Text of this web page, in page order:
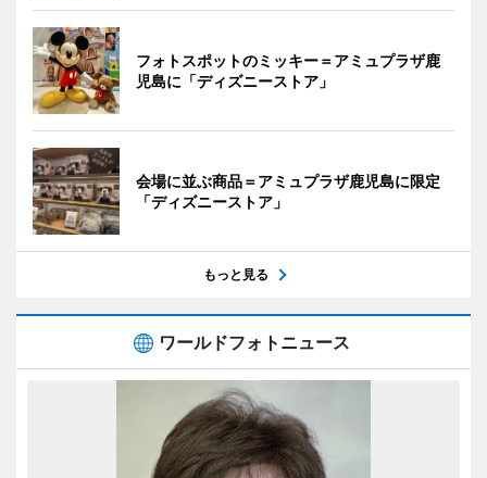
フォトスポットのミッキー＝アミュプラザ鹿
児島に「ディズニーストア」
会場に並ぶ商品＝アミュプラザ鹿児島に限定
「ディズニーストア」
もっと見る
ワールドフォトニュース